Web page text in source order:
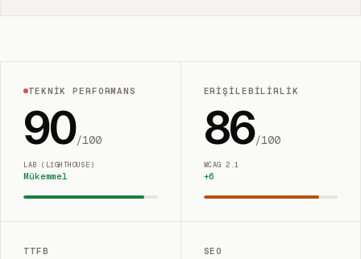
TEKNIK PERFORMANS
90/100
LAB (LIGHTHOUSE)
Mükemmel
ERIŞILEBILIRLIK
86/100
WCAG 2.1
+6
TTFB SEO